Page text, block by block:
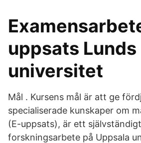
uppsats Lunds
universitet
Mål . Kursens mål är att ge
specialiserade kunskaper om
(E-uppsats), är ett
forskningsarbete på Uppsala